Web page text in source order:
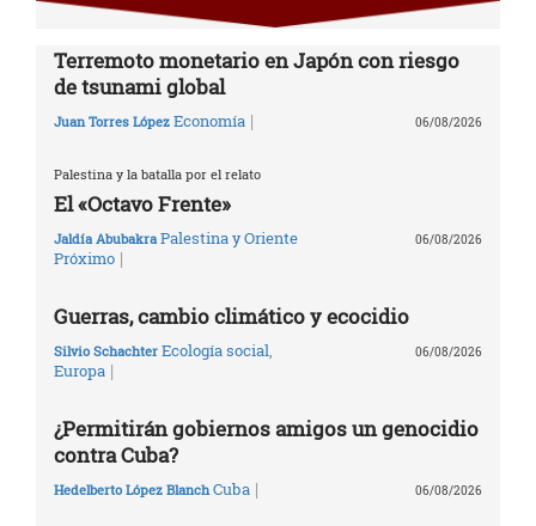
Terremoto monetario en Japón con riesgo
de tsunami global
Juan Torres López Economía | 06/08/2026
Palestina y la batalla por el relato
El «Octavo Frente»
Jaldía Abubakra Palestina y Oriente
Próximo |
06/08/2026
Guerras, cambio climático y ecocidio
Silvio Schachter Ecología social,
Europa |
06/08/2026
¿Permitirán gobiernos amigos un genocidio
contra Cuba?
Hedelberto López Blanch Cuba | 06/08/2026